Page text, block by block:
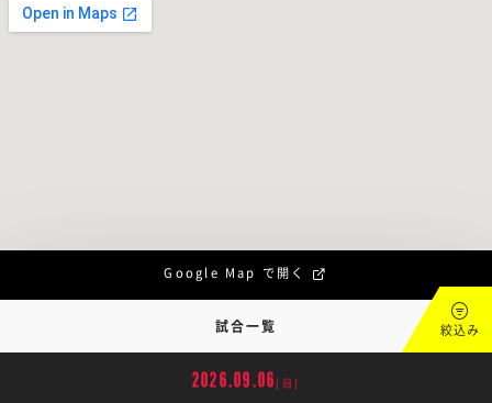
Google Map で開く
試合一覧 絞込み
2026.09.06 [日]